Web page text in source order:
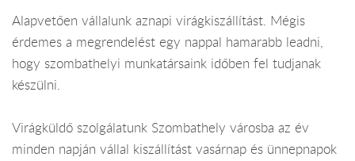
Alapvetően vállalunk aznapi virágkiszállítást. Mégis
érdemes a megrendelést egy nappal hamarabb leadni,
hogy szombathelyi munkatársaink időben fel tudjanak
készülni.
Virágküldő szolgálatunk Szombathely városba az év
minden napján vállal kiszállítást vasárnap és ünnepnapok